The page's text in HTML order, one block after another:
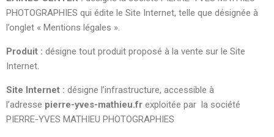
PHOTOGRAPHIES qui édite le Site Internet, telle que désignée à
l’onglet « Mentions légales ».
Produit : désigne tout produit proposé à la vente sur le Site
Internet.
Site Internet : désigne l’infrastructure, accessible à
l’adresse pierre-yves-mathieu.fr exploitée par la société
PIERRE-YVES MATHIEU PHOTOGRAPHIES